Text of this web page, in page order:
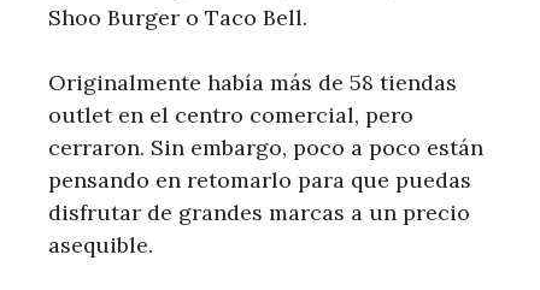
Shoo Burger o Taco Bell.
Originalmente había más de 58 tiendas
outlet en el centro comercial, pero
cerraron. Sin embargo, poco a poco están
pensando en retomarlo para que puedas
disfrutar de grandes marcas a un precio
asequible.